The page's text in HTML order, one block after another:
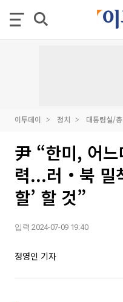
이투데이 정치 대통령실/
尹 “한미, 어
력...러‧북 밀
할’ 할 것”
입력 2024-07-09 19:40
정영인 기자